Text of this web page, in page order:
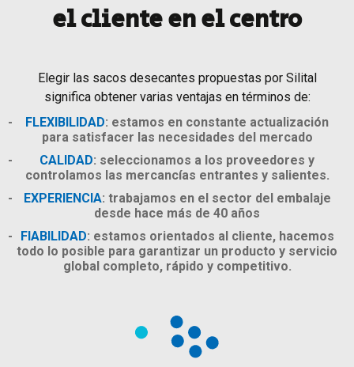
el cliente en el centro
Elegir las sacos desecantes propuestas por Silital
significa obtener varias ventajas en términos de:
FLEXIBILIDAD: estamos en constante actualización
para satisfacer las necesidades del mercado
CALIDAD: seleccionamos a los proveedores y
controlamos las mercancías entrantes y salientes.
EXPERIENCIA: trabajamos en el sector del embalaje
desde hace más de 40 años
FIABILIDAD: estamos orientados al cliente, hacemos
todo lo posible para garantizar un producto y servicio
global completo, rápido y competitivo.